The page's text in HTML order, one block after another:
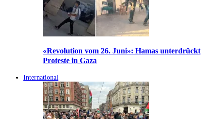
«Revolution vom 26. Juni»: Hamas unterdrückt
Proteste in Gaza
International